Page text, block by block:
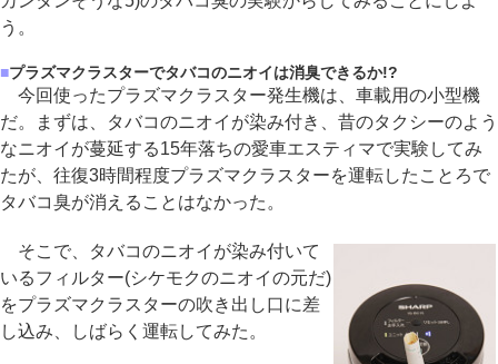
う。
■プラズマクラスターでタバコのニオイは消臭できるか!?
今回使ったプラズマクラスター発生機は、車載用の小型機
だ。まずは、タバコのニオイが染み付き、昔のタクシーのよう
なニオイが蔓延する15年落ちの愛車エスティマで実験してみ
たが、往復3時間程度プラズマクラスターを運転したことろで
タバコ臭が消えることはなかった。
そこで、タバコのニオイが染み付いて
いるフィルター(シケモクのニオイの元だ)
をプラズマクラスターの吹き出し口に差
し込み、しばらく運転してみた。